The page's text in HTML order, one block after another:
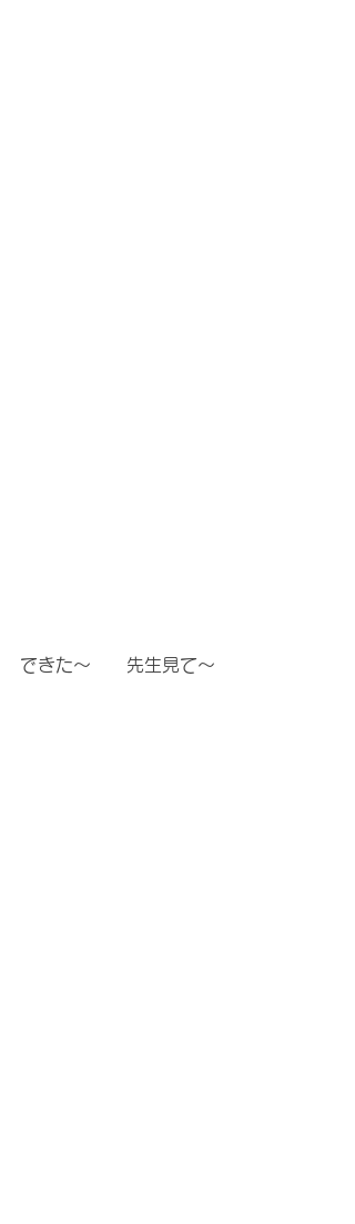
できた〜　　先生見て〜